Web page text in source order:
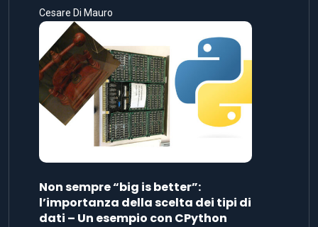
Cesare Di Mauro
Non sempre “big is better”:
l’importanza della scelta dei tipi di
dati – Un esempio con CPython